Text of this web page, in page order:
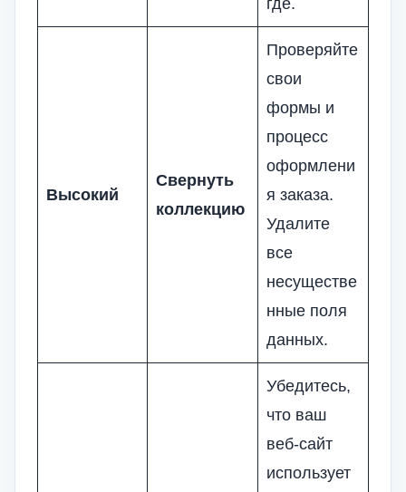
где.
Высокий
Свернуть
коллекцию
Проверяйте
свои
формы и
процесс
оформлени
я заказа.
Удалите
все
несуществе
нные поля
данных.
Убедитесь,
что ваш
веб-сайт
использует